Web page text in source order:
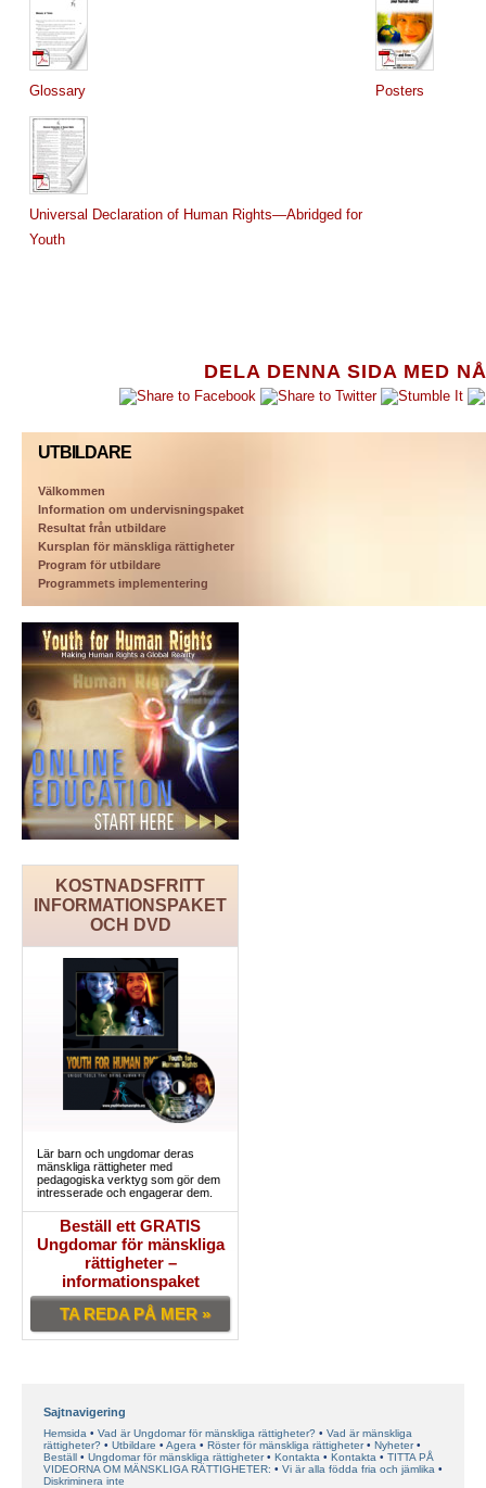
DELA DENNA SIDA MED
UTBILDARE
Välkommen
Information om undervisningspaket
Resultat från utbildare
Kursplan för mänskliga rättigheter
Program för utbildare
Programmets implementering
KOSTNADSFRITT
INFORMATIONSPAKET
OCH DVD
Lär barn och ungdomar deras
mänskliga rättigheter med
pedagogiska verktyg som gör dem
intresserade och engagerar dem.
Beställ ett GRATIS
Ungdomar för mänskliga
rättigheter –
informationspaket
TA REDA PÅ MER »
Glossary Posters
Universal Declaration of Human Rights—Abridged for
Youth
Sajtnavigering
Hemsida Vad är Ungdomar för mänskliga rättigheter?
Vad är mänskliga
rättigheter?
Utbildare Agera Röster för mänskliga rättigheter
Nyheter
Beställ
Ungdomar för mänskliga rättigheter Kontakta Kontakta
TITTA PÅ
VIDEORNA OM MÄNSKLIGA RÄTTIGHETER:
Vi är alla födda fria och jämlika
Diskriminera inte